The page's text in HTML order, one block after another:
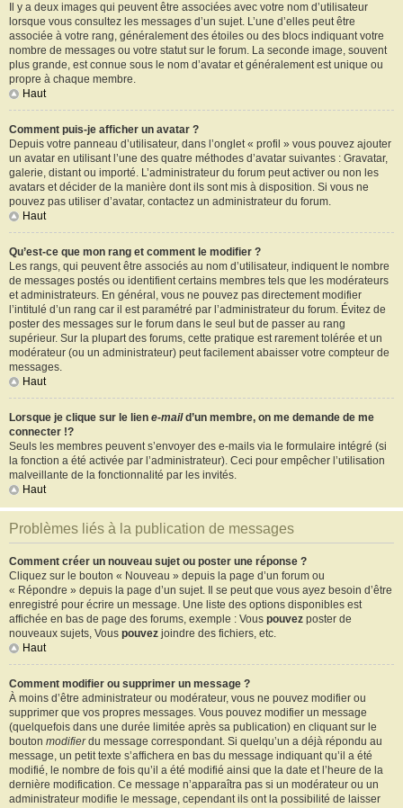
Il y a deux images qui peuvent être associées avec votre nom d’utilisateur
lorsque vous consultez les messages d’un sujet. L’une d’elles peut être
associée à votre rang, généralement des étoiles ou des blocs indiquant votre
nombre de messages ou votre statut sur le forum. La seconde image, souvent
plus grande, est connue sous le nom d’avatar et généralement est unique ou
propre à chaque membre.
Haut
Comment puis-je afficher un avatar ?
Depuis votre panneau d’utilisateur, dans l’onglet « profil » vous pouvez ajouter
un avatar en utilisant l’une des quatre méthodes d’avatar suivantes : Gravatar,
galerie, distant ou importé. L’administrateur du forum peut activer ou non les
avatars et décider de la manière dont ils sont mis à disposition. Si vous ne
pouvez pas utiliser d’avatar, contactez un administrateur du forum.
Haut
Qu’est-ce que mon rang et comment le modifier ?
Les rangs, qui peuvent être associés au nom d’utilisateur, indiquent le nombre
de messages postés ou identifient certains membres tels que les modérateurs
et administrateurs. En général, vous ne pouvez pas directement modifier
l’intitulé d’un rang car il est paramétré par l’administrateur du forum. Évitez de
poster des messages sur le forum dans le seul but de passer au rang
supérieur. Sur la plupart des forums, cette pratique est rarement tolérée et un
modérateur (ou un administrateur) peut facilement abaisser votre compteur de
messages.
Haut
Lorsque je clique sur le lien e-maild’un membre, on me demande de me
connecter !?
Seuls les membres peuvent s’envoyer des e-mails via le formulaire intégré (si
la fonction a été activée par l’administrateur). Ceci pour empêcher l’utilisation
malveillante de la fonctionnalité par les invités.
Haut
Problèmes liés à la publication de messages
Comment créer un nouveau sujet ou poster une réponse ?
Cliquez sur le bouton « Nouveau » depuis la page d’un forum ou
« Répondre » depuis la page d’un sujet. Il se peut que vous ayez besoin d’être
enregistré pour écrire un message. Une liste des options disponibles est
affichée en bas de page des forums, exemple : Vous pouvez poster de
nouveaux sujets, Vous pouvez joindre des fichiers, etc.
Haut
Comment modifier ou supprimer un message ?
À moins d’être administrateur ou modérateur, vous ne pouvez modifier ou
supprimer que vos propres messages. Vous pouvez modifier un message
(quelquefois dans une durée limitée après sa publication) en cliquant sur le
bouton modifierdu message correspondant. Si quelqu’un a déjà répondu au
message, un petit texte s’affichera en bas du message indiquant qu’il a été
modifié, le nombre de fois qu’il a été modifié ainsi que la date et l’heure de la
dernière modification. Ce message n’apparaîtra pas si un modérateur ou un
administrateur modifie le message, cependant ils ont la possibilité de laisser